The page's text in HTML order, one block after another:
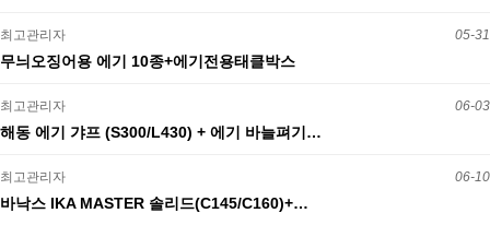
최고관리자 05-31
무늬오징어용 에기 10종+에기전용태클박스
최고관리자 06-03
해동 에기 갸프 (S300/L430) + 에기 바늘펴기…
최고관리자 06-10
바낙스 IKA MASTER 솔리드(C145/C160)+…